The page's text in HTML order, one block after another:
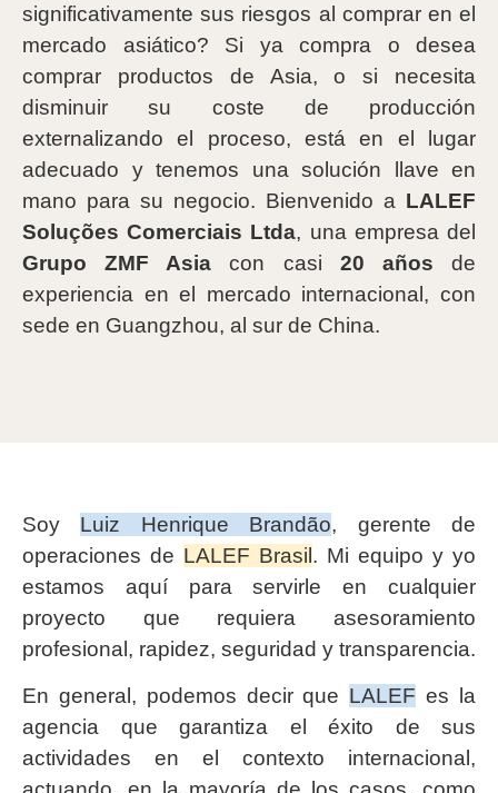
significativamente sus riesgos al comprar en el
mercado asiático? Si ya compra o desea
comprar productos de Asia, o si necesita
disminuir su coste de producción
externalizando el proceso, está en el lugar
adecuado y tenemos una solución llave en
mano para su negocio. Bienvenido a LALEF
Soluções Comerciais Ltda, una empresa del
Grupo ZMF Asia con casi 20 años de
experiencia en el mercado internacional, con
sede en Guangzhou, al sur de China.
Soy Luiz Henrique Brandão, gerente de
operaciones de LALEF Brasil. Mi equipo y yo
estamos aquí para servirle en cualquier
proyecto que requiera asesoramiento
profesional, rapidez, seguridad y transparencia.
En general, podemos decir que LALEF es la
agencia que garantiza el éxito de sus
actividades en el contexto internacional,